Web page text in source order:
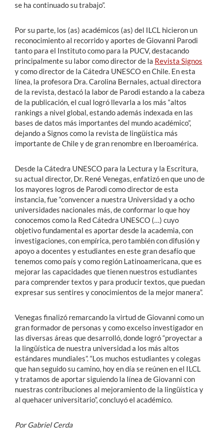
se ha continuado su trabajo”.
Por su parte, los (as) académicos (as) del ILCL hicieron un
reconocimiento al recorrido y aportes de Giovanni Parodi
tanto para el Instituto como para la PUCV, destacando
principalmente su labor como director de la Revista Signos
y como director de la Cátedra UNESCO en Chile. En esta
línea, la profesora Dra. Carolina Bernales, actual directora
de la revista, destacó la labor de Parodi estando a la cabeza
de la publicación, el cual logró llevarla a los más “altos
rankings a nivel global, estando además indexada en las
bases de datos más importantes del mundo académico”,
dejando a Signos como la revista de lingüística más
importante de Chile y de gran renombre en Iberoamérica.
Desde la Cátedra UNESCO para la Lectura y la Escritura,
su actual director, Dr. René Venegas, enfatizó en que uno de
los mayores logros de Parodi como director de esta
instancia, fue “convencer a nuestra Universidad y a ocho
universidades nacionales más, de conformar lo que hoy
conocemos como la Red Cátedra UNESCO (…) cuyo
objetivo fundamental es aportar desde la academia, con
investigaciones, con empírica, pero también con difusión y
apoyo a docentes y estudiantes en este gran desafío que
tenemos como país y como región Latinoamericana, que es
mejorar las capacidades que tienen nuestros estudiantes
para comprender textos y para producir textos, que puedan
expresar sus sentires y conocimientos de la mejor manera”.
Venegas finalizó remarcando la virtud de Giovanni como un
gran formador de personas y como excelso investigador en
las diversas áreas que desarrolló, donde logró “proyectar a
la lingüística de nuestra universidad a los más altos
estándares mundiales”. “Los muchos estudiantes y colegas
que han seguido su camino, hoy en día se reúnen en el ILCL
y tratamos de aportar siguiendo la línea de Giovanni con
nuestras contribuciones al mejoramiento de la lingüística y
al quehacer universitario”, concluyó el académico.
Por Gabriel Cerda